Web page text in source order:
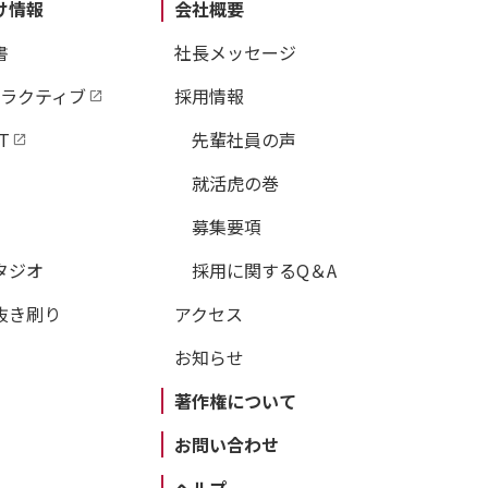
情報
クティブ
ジオ
き刷り
会社概要
社長メッセージ
採用情報
先輩社員の声
就活虎の巻
募集要項
採用に関するQ＆A
アクセス
お知らせ
著作権について
お問い合わせ